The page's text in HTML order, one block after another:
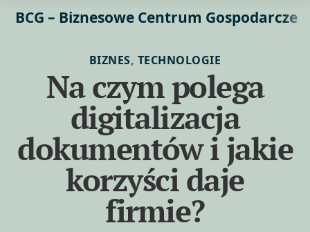
BCG – Biznesowe Centrum Gospodarcze
BIZNES, TECHNOLOGIE
Na czym polega
digitalizacja
dokumentów i jakie
korzyści daje
firmie?